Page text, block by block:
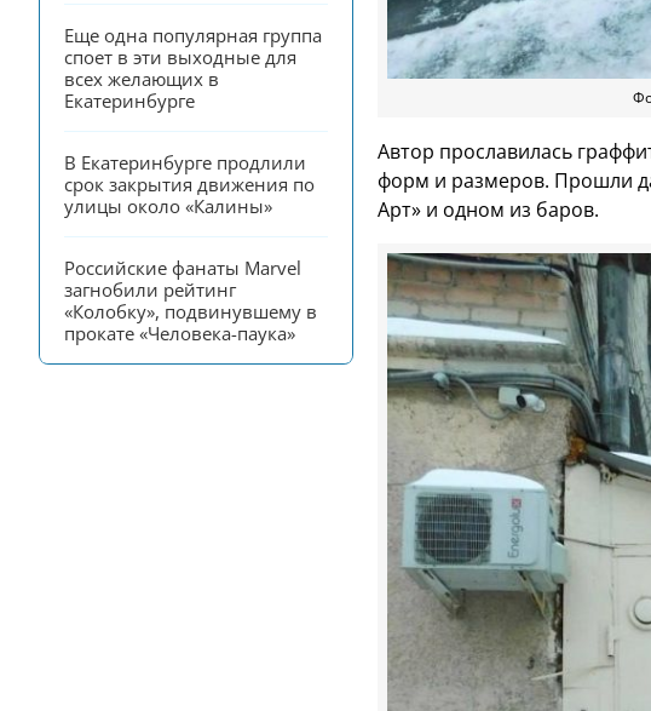
Еще одна популярная группа
споет в эти выходные для
всех желающих в
Екатеринбурге
В Екатеринбурге продлили
срок закрытия движения по
улицы около «Калины»
Российские фанаты Marvel
загнобили рейтинг
«Колобку», подвинувшему в
прокате «Человека-паука»
Автор прославилась
форм и размеров. Прошли
Арт» и одном из баров.